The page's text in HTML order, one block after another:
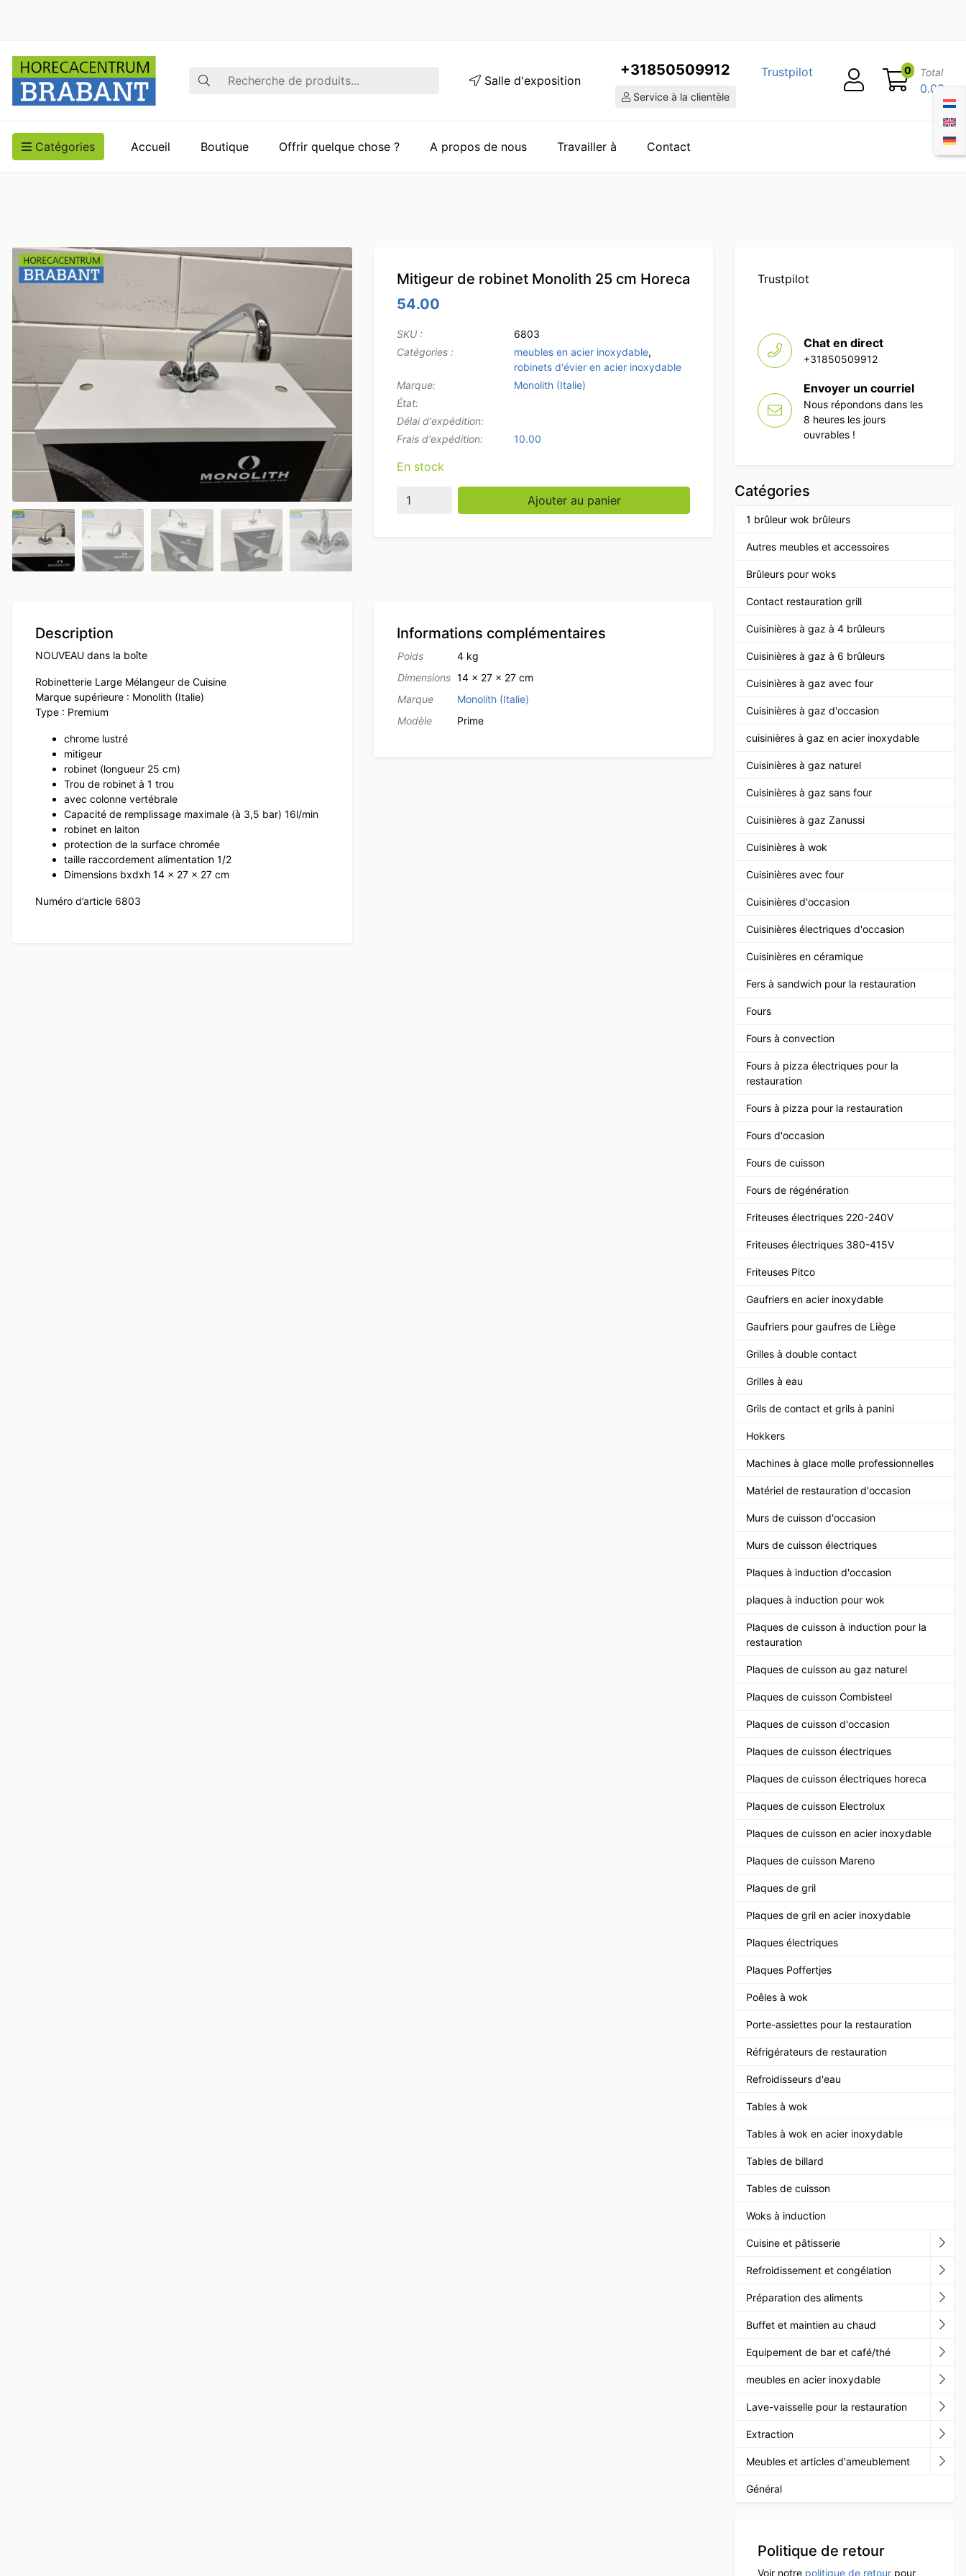
Recherche Salle d'exposition
+31850509912
Service à la clientèle
Trustpilot 0 Total
0.00
Catégories Accueil Boutique Offrir quelque chose ? A propos de nous Travailler à Contact
Mitigeur de robinet Monolith 25 cm Horeca
54.00
SKU :
6803
Catégories :
meubles en acier inoxydable,
robinets d'évier en acier inoxydable
Marque:
Monolith (Italie)
État:
Délai d'expédition:
Frais d'expédition:
10.00
En stock
quantité de Mitigeur de robinet Monolith 25 cm Horeca
Ajouter au panier
Description
NOUVEAU dans la boîte
Robinetterie Large Mélangeur de Cuisine
Marque supérieure : Monolith (Italie)
Type : Premium
chrome lustré
mitigeur
robinet (longueur 25 cm)
Trou de robinet à 1 trou
avec colonne vertébrale
Capacité de remplissage maximale (à 3,5 bar) 16l/min
robinet en laiton
protection de la surface chromée
taille raccordement alimentation 1/2
Dimensions bxdxh 14 x 27 x 27 cm
Numéro d’article 6803
Informations complémentaires
Poids
4 kg
Dimensions 14 × 27 × 27 cm
Marque
Monolith (Italie)
Modèle
Prime
Trustpilot
Chat en direct
+31850509912
Envoyer un courriel
Nous répondons dans les
8 heures les jours
ouvrables !
Catégories
1 brûleur wok brûleurs
Autres meubles et accessoires
Brûleurs pour woks
Contact restauration grill
Cuisinières à gaz à 4 brûleurs
Cuisinières à gaz à 6 brûleurs
Cuisinières à gaz avec four
Cuisinières à gaz d'occasion
cuisinières à gaz en acier inoxydable
Cuisinières à gaz naturel
Cuisinières à gaz sans four
Cuisinières à gaz Zanussi
Cuisinières à wok
Cuisinières avec four
Cuisinières d'occasion
Cuisinières électriques d'occasion
Cuisinières en céramique
Fers à sandwich pour la restauration
Fours
Fours à convection
Fours à pizza électriques pour la
restauration
Fours à pizza pour la restauration
Fours d'occasion
Fours de cuisson
Fours de régénération
Friteuses électriques 220-240V
Friteuses électriques 380-415V
Friteuses Pitco
Gaufriers en acier inoxydable
Gaufriers pour gaufres de Liège
Grilles à double contact
Grilles à eau
Grils de contact et grils à panini
Hokkers
Machines à glace molle professionnelles
Matériel de restauration d'occasion
Murs de cuisson d'occasion
Murs de cuisson électriques
Plaques à induction d'occasion
plaques à induction pour wok
Plaques de cuisson à induction pour la
restauration
Plaques de cuisson au gaz naturel
Plaques de cuisson Combisteel
Plaques de cuisson d'occasion
Plaques de cuisson électriques
Plaques de cuisson électriques horeca
Plaques de cuisson Electrolux
Plaques de cuisson en acier inoxydable
Plaques de cuisson Mareno
Plaques de gril
Plaques de gril en acier inoxydable
Plaques électriques
Plaques Poffertjes
Poêles à wok
Porte-assiettes pour la restauration
Réfrigérateurs de restauration
Refroidisseurs d'eau
Tables à wok
Tables à wok en acier inoxydable
Tables de billard
Tables de cuisson
Woks à induction
Cuisine et pâtisserie
Refroidissement et congélation
Préparation des aliments
Buffet et maintien au chaud
Equipement de bar et café/thé
meubles en acier inoxydable
Lave-vaisselle pour la restauration
Extraction
Meubles et articles d'ameublement
Général
Politique de retour
Voir notre politique de retour pour